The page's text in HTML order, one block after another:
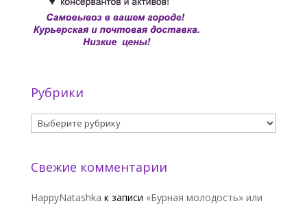
Рубрики
Рубрики
Свежие комментарии
HappyNatashka к записи «Бурная молодость» или